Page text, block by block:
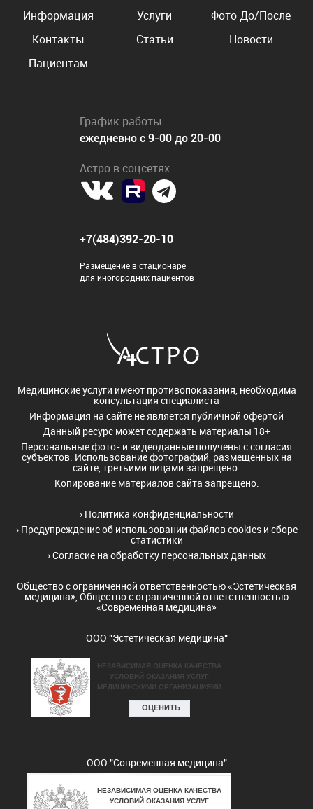
Информация
Услуги
Фото До/После
Контакты
Статьи
Новости
Пациентам
График работы
ежедневно с 9-00 до 20-00
Астро в соцсетях
+7(484)392-20-10
Размещение в стационаре
для иногородних пациентов
Медицинские услуги имеют противопоказания, необходима
консультация специалиста
Информация на сайте не является публичной офертой
Данный ресурс может содержать материалы 18+
Персональные фото- и видеоданные получены с согласия
субъектов. Использование фотографий, размещенных на
сайте, третьими лицами запрещено.
Копирование материалов сайта запрещено.
› Политика конфиденциальности
› Предупреждение об использовании файлов cookies и сборе
статистики
›Согласие на обработку персональных данных
Общество с ограниченной ответственностью «Эстетическая
медицина», Общество с ограниченной ответственностью
«Современная медицина»
ООО "Эстетическая медицина"
ООО "Современная медицина"